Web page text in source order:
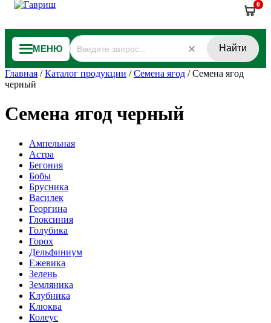
0
МЕНЮ Найти
Главная /Каталог продукции /Семена ягод /Семена ягод
черный
Семена ягод черный
Ампельная
Астра
Бегония
Бобы
Брусника
Василек
Георгина
Глоксиния
Голубика
Горох
Дельфиниум
Ежевика
Зелень
Земляника
Клубника
Клюква
Колеус